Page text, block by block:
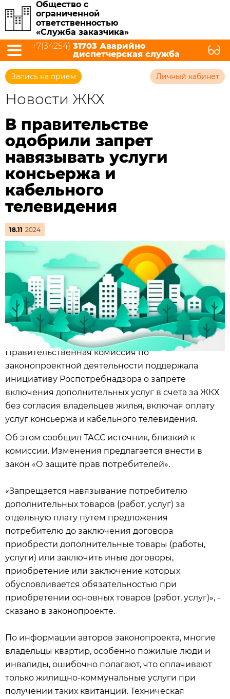
Общество с
ограниченной
ответственностью
«Служба заказчика»
+7(34254) 31703 Аварийно
диспетчерская служба
Запись на прием Личный кабинет
Новости ЖКХ
В правительстве
одобрили запрет
навязывать услуги
консьержа и
кабельного
телевидения
18.11 2024
Правительственная комиссия по
законопроектной деятельности поддержала
инициативу Роспотребнадзора о запрете
включения дополнительных услуг в счета за ЖКХ
без согласия владельцев жилья, включая оплату
услуг консьержа и кабельного телевидения.
Об этом сообщил ТАСС источник, близкий к
комиссии. Изменения предлагается внести в
закон «О защите прав потребителей».
«Запрещается навязывание потребителю
дополнительных товаров (работ, услуг) за
отдельную плату путем предложения
потребителю до заключения договора
приобрести дополнительные товары (работы,
услуги) или заключить иные договоры,
приобретение или заключение которых
обусловливается обязательностью при
приобретении основных товаров (работ, услуг)», -
сказано в законопроекте.
По информации авторов законопроекта, многие
владельцы квартир, особенно пожилые люди и
инвалиды, ошибочно полагают, что оплачивают
только жилищно-коммунальные услуги при
получении таких квитанций. Техническая